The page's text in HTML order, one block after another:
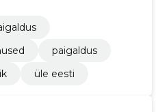
paigaldus
üle eesti